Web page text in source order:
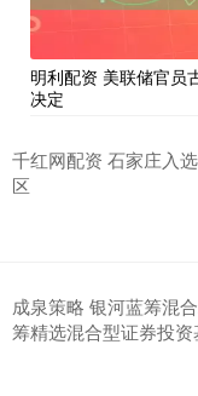
明利配资 美联储官员
决定
千红网配资 ​石家庄入
区
成泉策略 银河蓝筹混
筹精选混合型证券投